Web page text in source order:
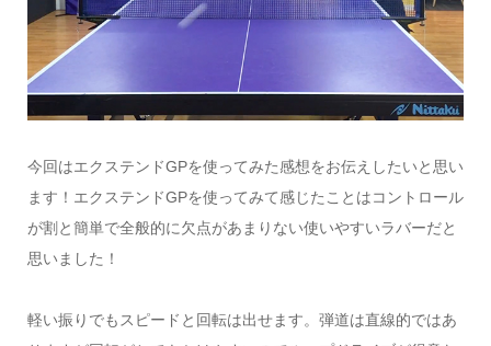
今回はエクステンドGPを使ってみた感想をお伝えしたいと思い
ます！エクステンドGPを使ってみて感じたことはコントロール
が割と簡単で全般的に欠点があまりない使いやすいラバーだと
思いました！
軽い振りでもスピードと回転は出せます。弾道は直線的ではあ